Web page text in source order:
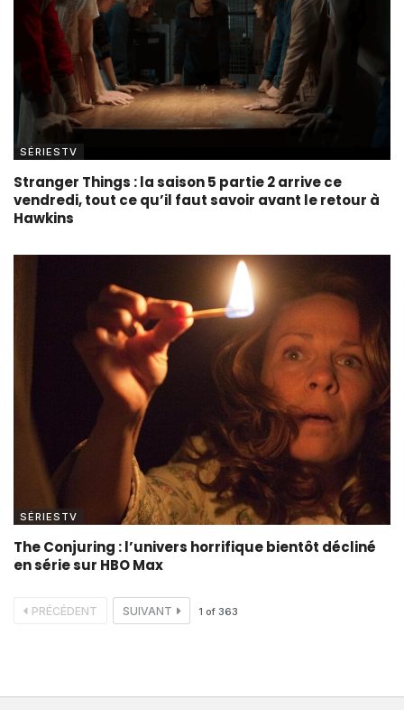
SÉRIESTV
Stranger Things : la saison 5 partie 2 arrive ce
vendredi, tout ce qu’il faut savoir avant le retour à
Hawkins
SÉRIESTV
The Conjuring : l’univers horrifique bientôt décliné
en série sur HBO Max
PRÉCÉDENT SUIVANT 1 of 363